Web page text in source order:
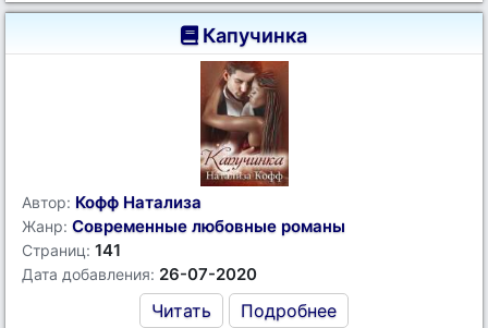
Капучинка
Автор: Кофф Натализа
Жанр: Современные любовные романы
Страниц: 141
Дата добавления: 26-07-2020
Читать Подробнее